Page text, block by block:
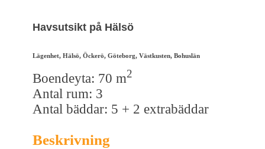
Havsutsikt på Hälsö
Lägenhet, Hälsö, Öckerö, Göteborg, Västkusten, Bohuslän
Boendeyta: 70 m2
Antal rum: 3
Antal bäddar: 5 + 2 extrabäddar
Beskrivning